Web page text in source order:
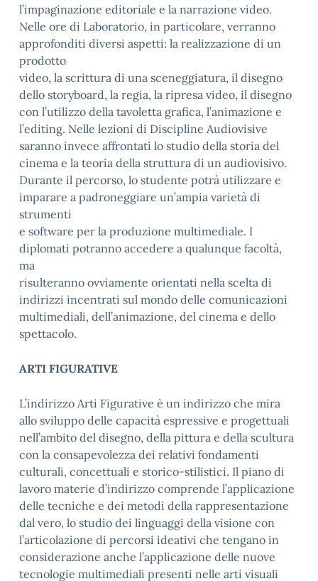
l’impaginazione editoriale e la narrazione video.
Nelle ore di Laboratorio, in particolare, verranno
approfonditi diversi aspetti: la realizzazione di un
prodotto
video, la scrittura di una sceneggiatura, il disegno
dello storyboard, la regia, la ripresa video, il disegno
con l’utilizzo della tavoletta grafica, l’animazione e
l’editing. Nelle lezioni di Discipline Audiovisive
saranno invece affrontati lo studio della storia del
cinema e la teoria della struttura di un audiovisivo.
Durante il percorso, lo studente potrà utilizzare e
imparare a padroneggiare un’ampia varietà di
strumenti
e software per la produzione multimediale. I
diplomati potranno accedere a qualunque facoltà,
ma
risulteranno ovviamente orientati nella scelta di
indirizzi incentrati sul mondo delle comunicazioni
multimediali, dell’animazione, del cinema e dello
spettacolo.
ARTI FIGURATIVE
L’indirizzo Arti Figurative è un indirizzo che mira
allo sviluppo delle capacità espressive e progettuali
nell’ambito del disegno, della pittura e della scultura
con la consapevolezza dei relativi fondamenti
culturali, concettuali e storico-stilistici. Il piano di
lavoro materie d’indirizzo comprende l’applicazione
delle tecniche e dei metodi della rappresentazione
dal vero, lo studio dei linguaggi della visione con
l’articolazione di percorsi ideativi che tengano in
considerazione anche l’applicazione delle nuove
tecnologie multimediali presenti nelle arti visuali